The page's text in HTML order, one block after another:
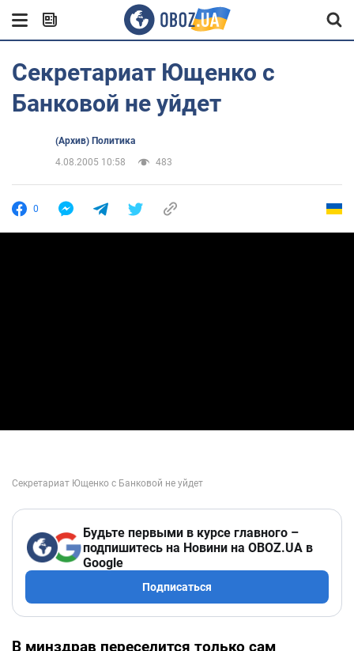
Секретариат Ющенко с
Банковой не уйдет
(Архив) Политика
4.08.2005 10:58
483
0
Будьте первыми в курсе главного –
подпишитесь на Новини на OBOZ.UA в
Google
Подписаться
В минздрав переселится только сам